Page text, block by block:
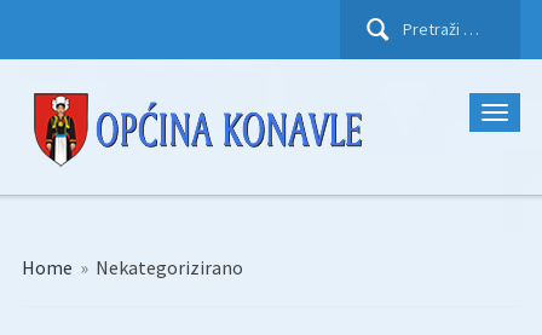
Pretraži:
Home » Nekategorizirano